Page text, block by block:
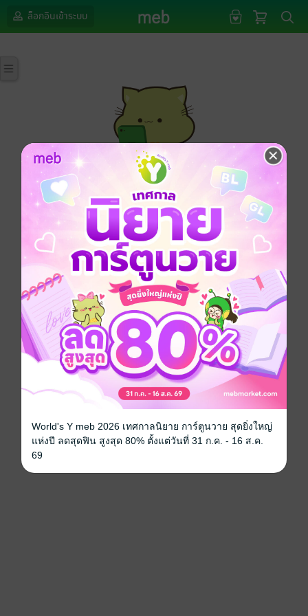
ล็อกอินเข้าระบบ
กรุณาเข้าสู่ระบบก่อนดำเนินรายการด้วยค่ะ
ล็อกอินเข้าระบบ
World's Y meb 2026 เทศกาลนิยาย การ์ตูนวาย สุดยิ่งใหญ่
แห่งปี ลดสุดฟิน สูงสุด 80% ตั้งแต่วันที่ 31 ก.ค. - 16 ส.ค.
69